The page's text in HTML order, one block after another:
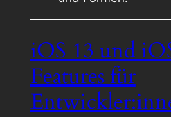
iOS 13 und
Features für